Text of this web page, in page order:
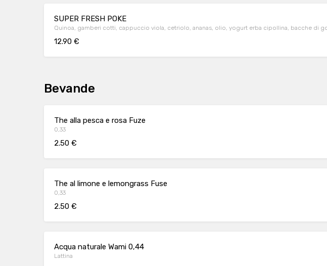
SUPER FRESH POKE
Quinoa, gamberi cotti, cappuccio viola, cetriolo, ananas, olio, yogurt erba cipollina, bacche di
12.90 €
Bevande
The alla pesca e rosa Fuze
0,33
2.50 €
The al limone e lemongrass Fuse
0,33
2.50 €
Acqua naturale Wami 0,44
Lattina